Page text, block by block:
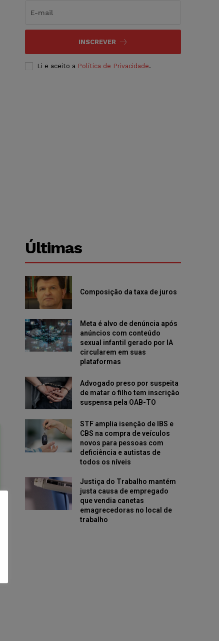
INSCREVER
Li e aceito a Política de Privacidade.
Últimas
Composição da taxa de juros
Meta é alvo de denúncia após
anúncios com conteúdo
sexual infantil gerado por IA
circularem em suas
plataformas
Advogado preso por suspeita
de matar o filho tem inscrição
suspensa pela OAB-TO
STF amplia isenção de IBS e
CBS na compra de veículos
novos para pessoas com
deficiência e autistas de
todos os níveis
Justiça do Trabalho mantém
justa causa de empregado
que vendia canetas
emagrecedoras no local de
trabalho